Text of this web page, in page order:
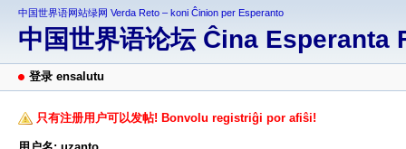
中国世界语网站绿网 Verda Reto – koni Ĉinion per Esperanto
中国世界语论坛 Ĉina Esperanta
登录 ensalutu
只有注册用户可以发帖! Bonvolu registriĝi por afiŝi!